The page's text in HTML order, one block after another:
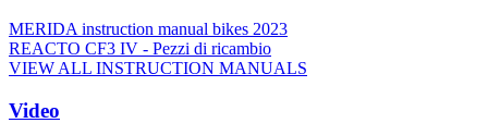
MERIDA instruction manual bikes 2023
REACTO CF3 IV - Pezzi di ricambio
VIEW ALL INSTRUCTION MANUALS
Video